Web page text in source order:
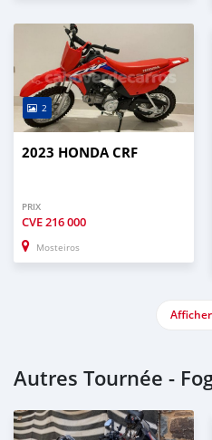
2
2023 HONDA CRF
PRIX
CVE216 000
Mosteiros
Autres Tournée -